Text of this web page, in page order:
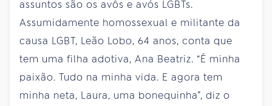
assuntos são os avôs e avós LGBTs.
Assumidamente homossexual e militante da
causa LGBT, Leão Lobo, 64 anos, conta que
tem uma filha adotiva, Ana Beatriz. “É minha
paixão. Tudo na minha vida. E agora tem
minha neta, Laura, uma bonequinha”, diz o